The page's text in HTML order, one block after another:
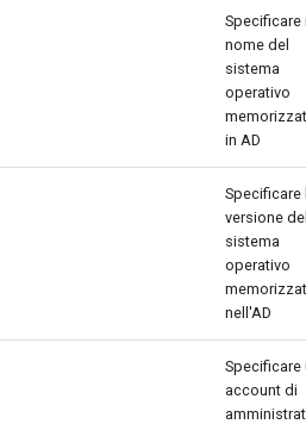
Specificare
nome del
sistema
operativo
in AD
Specificare
versione
sistema
operativo
nell'AD
Specificare
account di